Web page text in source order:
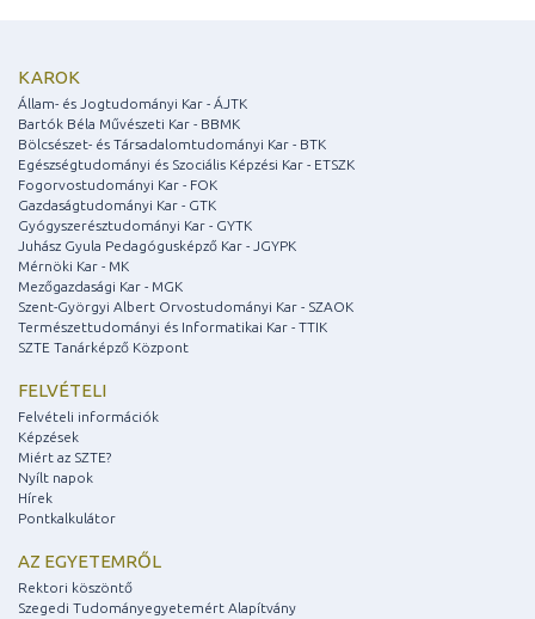
KAROK
Állam- és Jogtudományi Kar - ÁJTK
Bartók Béla Művészeti Kar - BBMK
Bölcsészet- és Társadalomtudományi Kar - BTK
Egészségtudományi és Szociális Képzési Kar - ETSZK
Fogorvostudományi Kar - FOK
Gazdaságtudományi Kar - GTK
Gyógyszerésztudományi Kar - GYTK
Juhász Gyula Pedagógusképző Kar - JGYPK
Mérnöki Kar - MK
Mezőgazdasági Kar - MGK
Szent-Györgyi Albert Orvostudományi Kar - SZAOK
Természettudományi és Informatikai Kar - TTIK
SZTE Tanárképző Központ
FELVÉTELI
Felvételi információk
Képzések
Miért az SZTE?
Nyílt napok
Hírek
Pontkalkulátor
AZ EGYETEMRŐL
Rektori köszöntő
Szegedi Tudományegyetemért Alapítvány